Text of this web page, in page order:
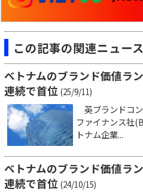
この記事の関連ニュース
ベトナムのブランド価値ラ
連続で首位 (25/9/11)
英ブランドコ
ファイナンス社
トナム企業...
ベトナムのブランド価値ラ
連続で首位 (24/10/15)